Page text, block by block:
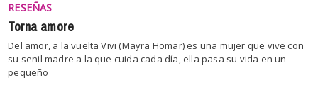
RESEÑAS
Torna amore
Del amor, a la vuelta Vivi (Mayra Homar) es una mujer que vive con
su senil madre a la que cuida cada día, ella pasa su vida en un
pequeño